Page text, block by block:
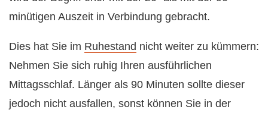
minütigen Auszeit in Verbindung gebracht.
Dies hat Sie im Ruhestand nicht weiter zu kümmern:
Nehmen Sie sich ruhig Ihren ausführlichen
Mittagsschlaf. Länger als 90 Minuten sollte dieser
jedoch nicht ausfallen, sonst können Sie in der